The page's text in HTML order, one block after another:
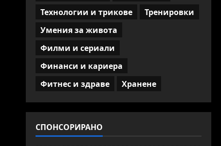
Технологии и трикове
Тренировки
Умения за живота
Филми и сериали
Финанси и кариера
Фитнес и здраве
Хранене
СПОНСОРИРАНО